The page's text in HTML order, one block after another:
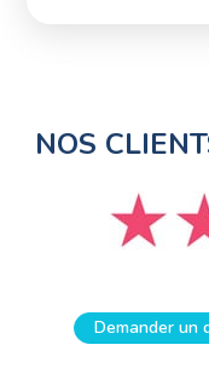
NOS
Demander un